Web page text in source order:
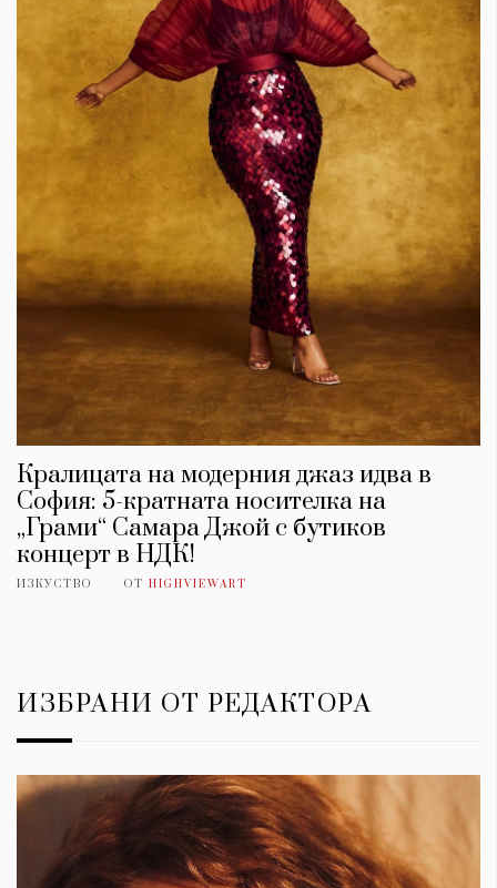
Кралицата на модерния джаз идва в
София: 5-кратната носителка на
„Грами“ Самара Джой с бутиков
концерт в НДК!
ИЗКУСТВО ОТ HIGHVIEWART
ИЗБРАНИ ОТ РЕДАКТОРА